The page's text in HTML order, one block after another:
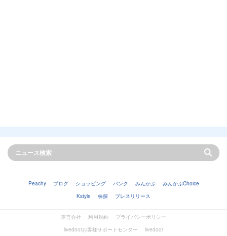
Peachy ブログ ショッピング バンク みんかぶ
みんかぶChoice
Kstyle
株探 プレスリリース
運営会社 利用規約
プライバシーポリシー
livedoorお客様サポートセンター
livedoor